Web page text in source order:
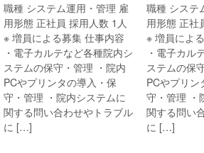
職種 システム運用・管理 雇
用形態 正社員 採用人数 1人
※ 増員による募集 仕事内容
・電子カルテなど各種院内シ
ステムの保守・管理 ・院内
PCやプリンタの導入・保
守・管理 ・院内システムに
関する問い合わせやトラブル
に […]
職種 システ
用形態 正社
※ 増員によ
・電子カル
ステムの保
PCやプリン
守・管理 ・
関する問い
に […]